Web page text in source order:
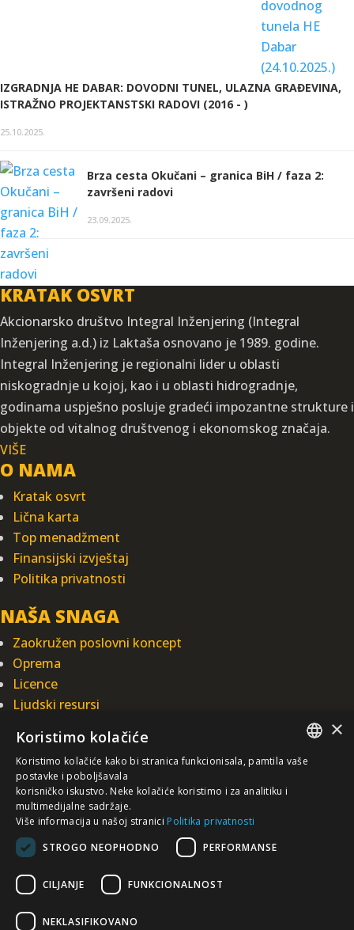
IZGRADNJA HE DABAR: DOVODNI TUNEL, ULAZNA GRAĐEVINA,
ISTRAŽNO PROJEKTANSTSKI RADOVI (2016 - )
25.10.2025.
Brza cesta Okučani – granica BiH / faza 2:
završeni radovi
23.09.2025.
KRATAK OSVRT
Akcionarsko društvo Integral Inženjering (Integral
Inženjering a.d.) iz Laktaša osnovano je 1989. godine.
Integral Inženjering je regionalni lider u oblasti
niskogradnje u kojoj, kao i u oblasti hidrogradnje,
godinama uspješno posluje gradeći impozantne strukture i
objekte od vitalnog društvenog i ekonomskog značaja.
VIŠE
O NAMA
Kratak osvrt
Lična karta
Top menadžment
Finansijski izvještaj
Politika privatnosti
NAŠA SNAGA
Zaokružen poslovni koncept
Oprema
Licence
Ljudski resursi
INTEGRAL INŽENJERING A.D.
Omladinska 44, 78250 Laktaši
+387 (0)51 337 401
+387 (0)51 337 491
iicbl@integragrupa.com
www.integral.ba
Ne preuzimamo odgovornost za aktualnost, tačnost, potpunost i kvalitetu
×
Koristimo kolačiće
Koristimo kolačiće kako bi stranica funkcionisala, pamtila vaše
postavke i poboljšavala
korisničko iskustvo. Neke kolačiće koristimo i za analitiku i
multimedijalne sadržaje.
Više informacija u našoj stranici Politika privatnosti
STROGO NEOPHODNO
PERFORMANSE
CILJANJE FUNKCIONALNOST
NEKLASIFIKOVANO